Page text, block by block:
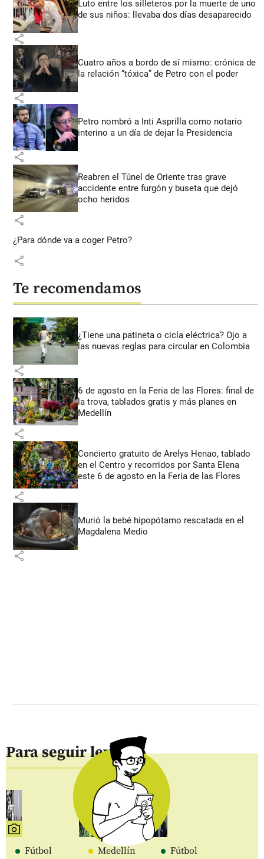
Luto entre los silleteros por la muerte de uno
de sus niños: llevaba dos días desaparecido
share
Cuatro años a bordo de sí mismo: crónica de
la relación “tóxica” de Petro con el poder
share
Petro nombró a Inti Asprilla como notario
interino a un día de dejar la Presidencia
share
Reabren el Túnel de Oriente tras grave
accidente entre furgón y buseta que dejó
ocho heridos
share
¿Para dónde va a coger Petro?
share
Te recomendamos
¿Tiene una patineta o cicla eléctrica? Ojo a
las nuevas reglas para circular en Colombia
share
6 de agosto en la Feria de las Flores: final de
la trova, tablados gratis y más planes en
Medellín
share
Concierto gratuito de Arelys Henao, tablado
en el Centro y recorridos por Santa Elena
este 6 de agosto en la Feria de las Flores
share
Murió la bebé hipopótamo rescatada en el
Magdalena Medio
share
Para seguir leyendo
Fútbol Medellín Fútbol